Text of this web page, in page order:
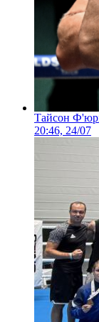
Тайсон
20:46, 24/07